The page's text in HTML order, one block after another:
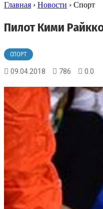
Главная › Новости › Спорт
Пилот Кими
СПОРТ
09.04.2018 786 0.0